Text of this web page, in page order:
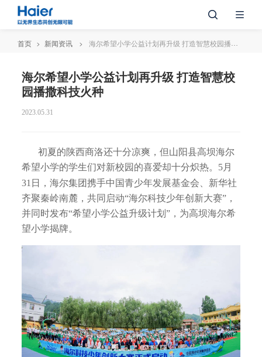
首页 新闻资讯 海尔希望小学公益计划再升级 打造智慧校园播撒科技火种
海尔希望小学公益计划再升级 打造智慧校
园播撒科技火种
2023.05.31
初夏的陕西商洛还十分凉爽，但山阳县高坝海尔
希望小学的学生们对新校园的喜爱却十分炽热。5月
31日，海尔集团携手中国青少年发展基金会、新华社
齐聚秦岭南麓，共同启动“海尔科技少年创新大赛”，
并同时发布“希望小学公益升级计划”，为高坝海尔希
望小学揭牌。